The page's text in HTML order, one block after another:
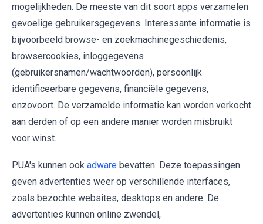
mogelijkheden. De meeste van dit soort apps verzamelen
gevoelige gebruikersgegevens. Interessante informatie is
bijvoorbeeld browse- en zoekmachinegeschiedenis,
browsercookies, inloggegevens
(gebruikersnamen/wachtwoorden), persoonlijk
identificeerbare gegevens, financiële gegevens,
enzovoort. De verzamelde informatie kan worden verkocht
aan derden of op een andere manier worden misbruikt
voor winst.
PUA's kunnen ook adware bevatten. Deze toepassingen
geven advertenties weer op verschillende interfaces,
zoals bezochte websites, desktops en andere. De
advertenties kunnen online zwendel,